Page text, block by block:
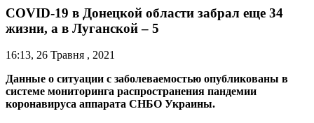
COVID-19 в Донецкой области забрал еще 34
жизни, а в Луганской – 5
16:13, 26 Травня , 2021
Данные о ситуации с заболеваемостью опубликованы в
системе мониторинга распространения пандемии
коронавируса аппарата СНБО Украины.